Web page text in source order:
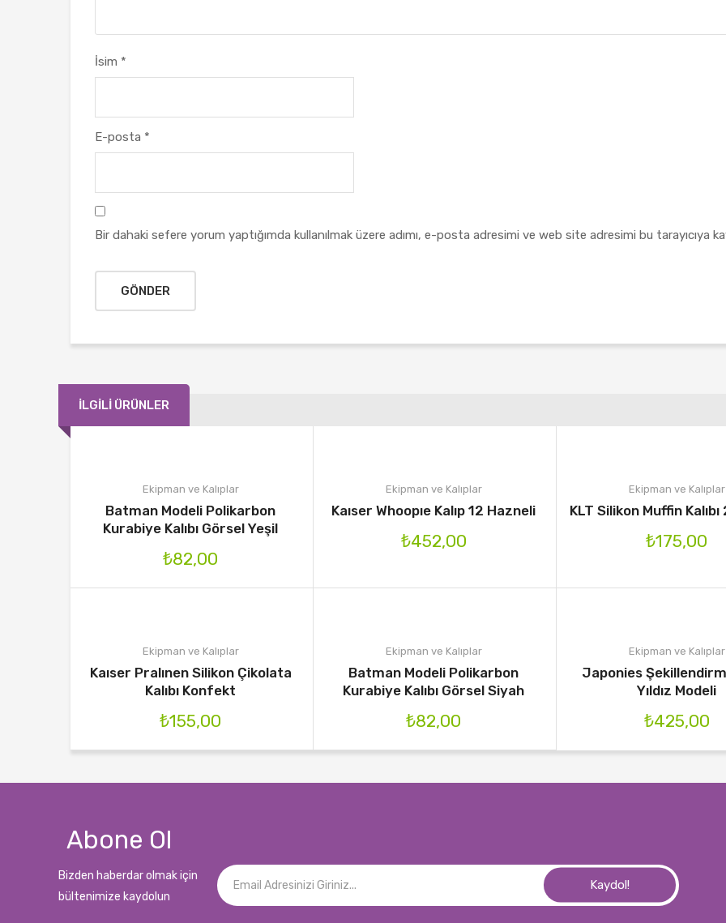
İsim *
E-posta *
Bir dahaki sefere yorum yaptığımda kullanılmak üzere adımı, e-posta adresimi ve web site adresimi bu tarayıcıya
İLGILI ÜRÜNLER
Ekipman ve Kalıplar
Batman Modeli Polikarbon
Kurabiye Kalıbı Görsel Yeşil
₺82,00
Ekipman ve Kalıplar
Kaıser Whoopıe Kalıp 12 Hazneli
₺452,00
Ekipman ve Kalıplar
KLT Silikon Muffin
₺175,00
Ekipman ve Kalıplar
Kaıser Pralınen Silikon Çikolata
Kalıbı Konfekt
₺155,00
Ekipman ve Kalıplar
Batman Modeli Polikarbon
Kurabiye Kalıbı Görsel Siyah
₺82,00
Ekipman ve Kalıplar
Japonies
Yıldız Modeli
₺425,00
Abone Ol
Bizden haberdar olmak için
bültenimize kaydolun
Kaydol!